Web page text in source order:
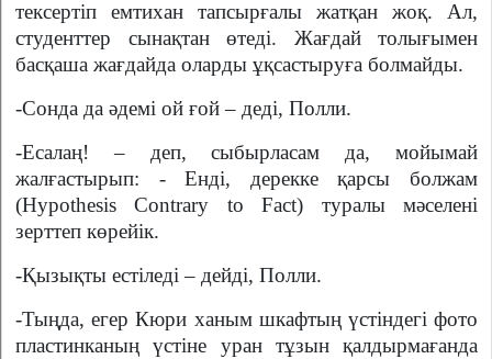
тексертіп емтихан тапсырғалы жатқан жоқ. Ал,
студенттер сынақтан өтеді. Жағдай толығымен
басқаша жағдайда оларды ұқсастыруға болмайды.
-Сонда да әдемі ой ғой – деді, Полли.
-Есалаң! – деп, сыбырласам да, мойымай
жалғастырып: - Енді, дерекке қарсы болжам
(Hypothesis Contrary to Fact) туралы мәселені
зерттеп көрейік.
-Қызықты естіледі – дейді, Полли.
-Тыңда, егер Кюри ханым шкафтың үстіндегі фото
пластинканың үстіне уран тұзын қалдырмағанда